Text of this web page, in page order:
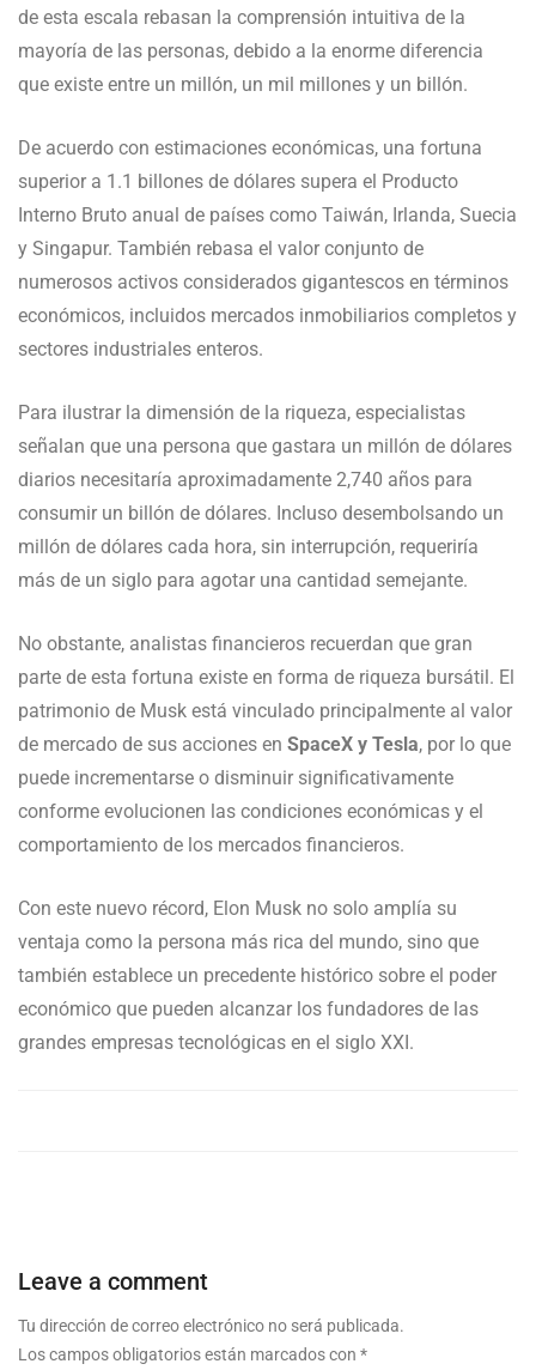
de esta escala rebasan la comprensión intuitiva de la
mayoría de las personas, debido a la enorme diferencia
que existe entre un millón, un mil millones y un billón.
De acuerdo con estimaciones económicas, una fortuna
superior a 1.1 billones de dólares supera el Producto
Interno Bruto anual de países como Taiwán, Irlanda, Suecia
y Singapur. También rebasa el valor conjunto de
numerosos activos considerados gigantescos en términos
económicos, incluidos mercados inmobiliarios completos y
sectores industriales enteros.
Para ilustrar la dimensión de la riqueza, especialistas
señalan que una persona que gastara un millón de dólares
diarios necesitaría aproximadamente 2,740 años para
consumir un billón de dólares. Incluso desembolsando un
millón de dólares cada hora, sin interrupción, requeriría
más de un siglo para agotar una cantidad semejante.
No obstante, analistas financieros recuerdan que gran
parte de esta fortuna existe en forma de riqueza bursátil. El
patrimonio de Musk está vinculado principalmente al valor
de mercado de sus acciones en SpaceX y Tesla, por lo que
puede incrementarse o disminuir significativamente
conforme evolucionen las condiciones económicas y el
comportamiento de los mercados financieros.
Con este nuevo récord, Elon Musk no solo amplía su
ventaja como la persona más rica del mundo, sino que
también establece un precedente histórico sobre el poder
económico que pueden alcanzar los fundadores de las
grandes empresas tecnológicas en el siglo XXI.
Leave a comment
Tu dirección de correo electrónico no será publicada.
Los campos obligatorios están marcados con *